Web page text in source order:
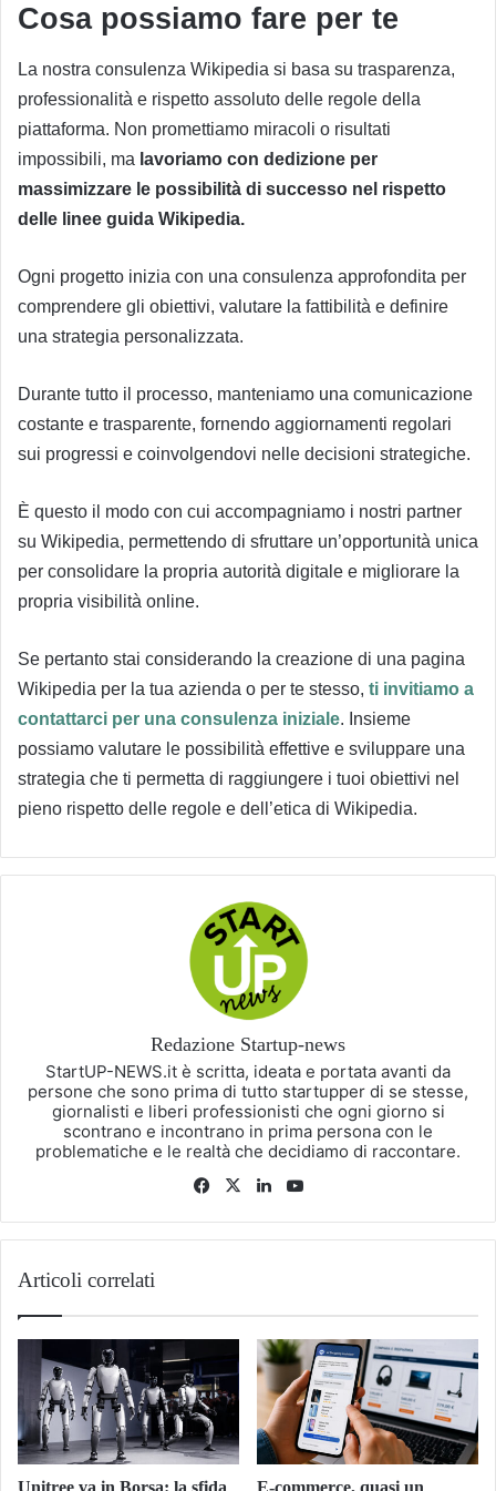
Cosa possiamo fare per te
La nostra consulenza Wikipedia si basa su trasparenza,
professionalità e rispetto assoluto delle regole della
piattaforma. Non promettiamo miracoli o risultati
impossibili, ma lavoriamo con dedizione per
massimizzare le possibilità di successo nel rispetto
delle linee guida Wikipedia.
Ogni progetto inizia con una consulenza approfondita per
comprendere gli obiettivi, valutare la fattibilità e definire
una strategia personalizzata.
Durante tutto il processo, manteniamo una comunicazione
costante e trasparente, fornendo aggiornamenti regolari
sui progressi e coinvolgendovi nelle decisioni strategiche.
È questo il modo con cui accompagniamo i nostri partner
su Wikipedia, permettendo di sfruttare un’opportunità unica
per consolidare la propria autorità digitale e migliorare la
propria visibilità online.
Se pertanto stai considerando la creazione di una pagina
Wikipedia per la tua azienda o per te stesso, ti invitiamo a
contattarci per una consulenza iniziale. Insieme
possiamo valutare le possibilità effettive e sviluppare una
strategia che ti permetta di raggiungere i tuoi obiettivi nel
pieno rispetto delle regole e dell’etica di Wikipedia.
Redazione Startup-news
StartUP-NEWS.it è scritta, ideata e portata avanti da
persone che sono prima di tutto startupper di se stesse,
giornalisti e liberi professionisti che ogni giorno si
scontrano e incontrano in prima persona con le
problematiche e le realtà che decidiamo di raccontare.
Facebook
X LinkedIn
Articoli correlati